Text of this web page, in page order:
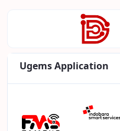
Ugems Application